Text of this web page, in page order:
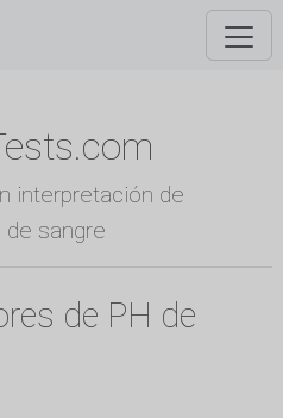
interpretación de
de sangre
de PH de